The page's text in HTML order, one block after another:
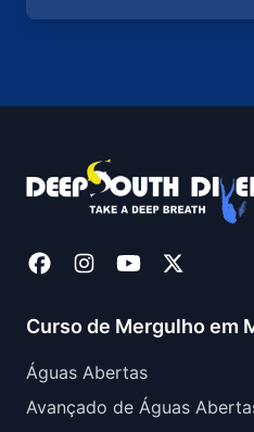
Curso de Mergulho em
Águas Abertas
Avançado de Águas